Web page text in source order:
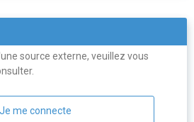
source externe, veuillez vous
Je me connecte